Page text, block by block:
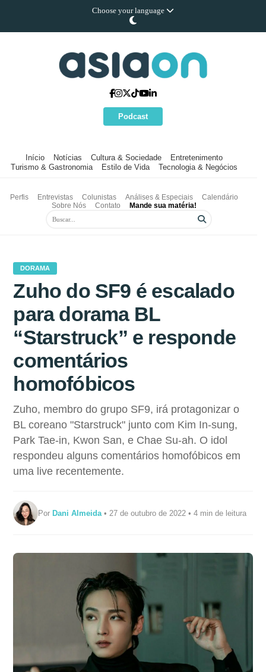
Choose your language
Podcast
Início Notícias Cultura & Sociedade
Entretenimento
Turismo & Gastronomia
Estilo de Vida Tecnologia & Negócios
Perfis Entrevistas Colunistas Análises & Especiais
Calendário
Sobre Nós
Contato Mande sua matéria!
DORAMA
Zuho do SF9 é escalado
para dorama BL
“Starstruck” e responde
comentários
homofóbicos
Zuho, membro do grupo SF9, irá protagonizar o
BL coreano "Starstruck" junto com Kim In-sung,
Park Tae-in, Kwon San, e Chae Su-ah. O idol
respondeu alguns comentários homofóbicos em
uma live recentemente.
PorDani Almeida • 27 de outubro de 2022 • 4 min de leitura